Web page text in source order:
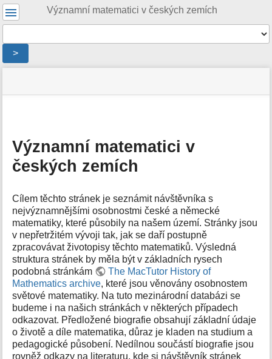
Významní matematici v českých zemích
Nástroje
>
Uživatelské
nástroje
stránky
pro
e
t
a
d
t
a
s
t
r
á
n
k
y
Významní matematici v
českých zemích
Cílem těchto stránek je seznámit návštěvníka s
nejvýznamnějšími osobnostmi české a německé
matematiky, které působily na našem území. Stránky jsou
v nepřetržitém vývoji tak, jak se daří postupně
zpracovávat životopisy těchto matematiků. Výsledná
struktura stránek by měla být v základních rysech
podobná stránkám
The MacTutor History of
Mathematics archive, které jsou věnovány osobnostem
světové matematiky. Na tuto mezinárodní databázi se
budeme i na našich stránkách v některých případech
odkazovat. Předložené biografie obsahují základní údaje
o životě a díle matematika, důraz je kladen na studium a
pedagogické působení. Nedílnou součástí biografie jsou
rovněž odkazy na literaturu, kde si návštěvník stránek